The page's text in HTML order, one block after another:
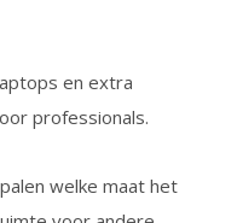
en extra
professionals.
welke maat het